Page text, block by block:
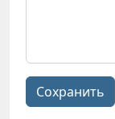
Сохранить